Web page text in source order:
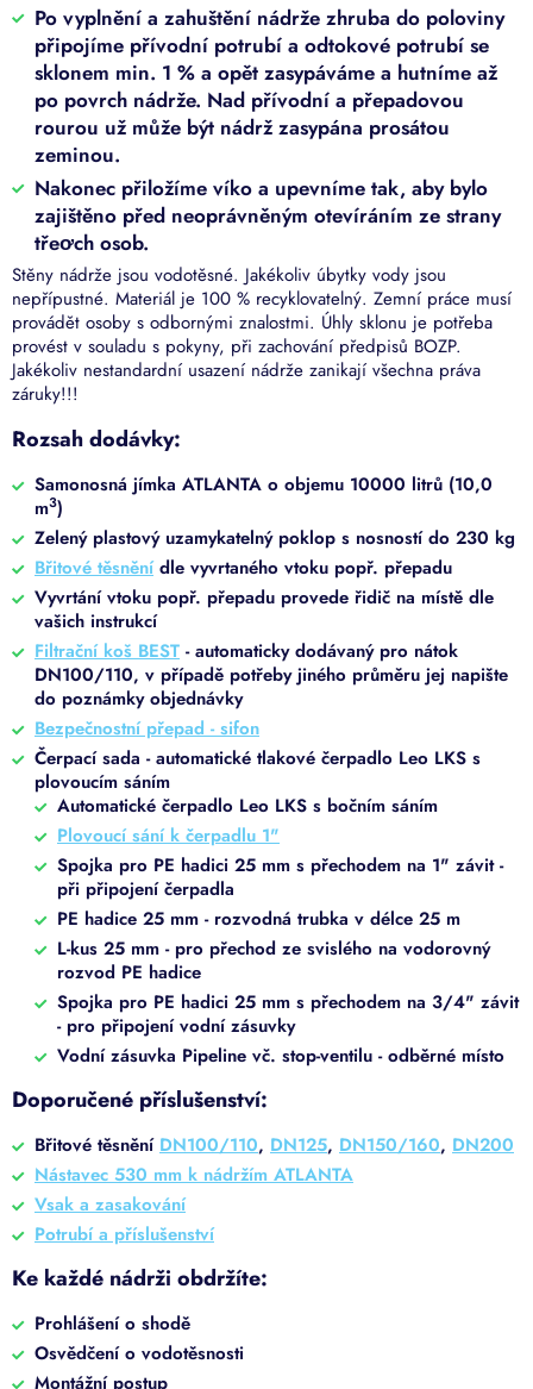
Po vyplnění a zahuštění nádrže zhruba do poloviny
připojíme přívodní potrubí a odtokové potrubí se
sklonem min. 1 % a opět zasypáváme a hutníme až
po povrch nádrže. Nad přívodní a přepadovou
rourou už může být nádrž zasypána prosátou
zeminou.
Nakonec přiložíme víko a upevníme tak, aby bylo
zajištěno před neoprávněným otevíráním ze strany
třeơch osob.
Stěny nádrže jsou vodotěsné. Jakékoliv úbytky vody jsou
nepřípustné. Materiál je 100 % recyklovatelný. Zemní práce musí
provádět osoby s odbornými znalostmi. Úhly sklonu je potřeba
provést v souladu s pokyny, při zachování předpisů BOZP.
Jakékoliv nestandardní usazení nádrže zanikají všechna práva
záruky!!!
Rozsah dodávky:
Samonosná jímka ATLANTA o objemu 10000 litrů (10,0
m3)
Zelený plastový uzamykatelný poklop s nosností do 230 kg
Břitové těsněnídle vyvrtaného vtoku popř. přepadu
Vyvrtání vtoku popř. přepadu provede řidič na místě dle
vašich instrukcí
Filtrační koš BEST - automaticky dodávaný pro nátok
DN100/110, v případě potřeby jiného průměru jej napište
do poznámky objednávky
Bezpečnostní přepad - sifon
Čerpací sada - automatické tlakové čerpadlo Leo LKS s
plovoucím sáním
Automatické čerpadlo Leo LKS s bočním sáním
Plovoucí sání k čerpadlu 1"
Spojka pro PE hadici 25 mm s přechodem na 1" závit -
při připojení čerpadla
PE hadice 25 mm - rozvodná trubka v délce 25 m
L-kus 25 mm - pro přechod ze svislého na vodorovný
rozvod PE hadice
Spojka pro PE hadici 25 mm s přechodem na 3/4" závit
- pro připojení vodní zásuvky
Vodní zásuvka Pipeline vč. stop-ventilu - odběrné místo
Doporučené příslušenství:
Břitové těsnění DN100/110, DN125, DN150/160, DN200
Nástavec 530 mm k nádržím ATLANTA
Vsak a zasakování
Potrubí a příslušenství
Ke každé nádrži obdržíte:
Prohlášení o shodě
Osvědčení o vodotěsnosti
Montážní postup